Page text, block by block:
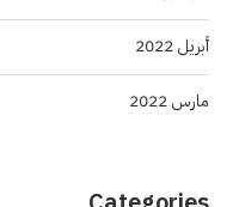
أبريل 2022
مارس 2022